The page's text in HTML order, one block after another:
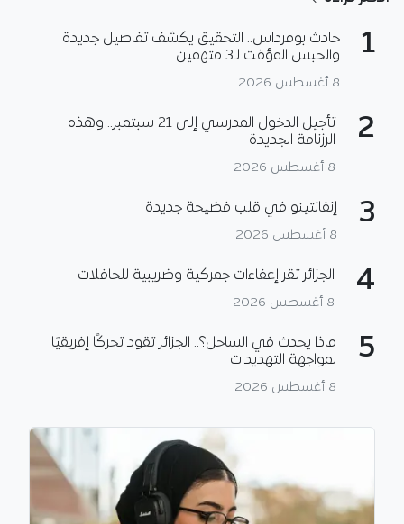
1
حادث بومرداس.. التحقيق يكشف تفاصيل جديدة
والحبس المؤقت لـ3 متهمين
8 أغسطس 2026
2
تأجيل الدخول المدرسي إلى 21 سبتمبر.. وهذه
الرزنامة الجديدة
8 أغسطس 2026
3 إنفانتينو في قلب فضيحة جديدة
8 أغسطس 2026
4 الجزائر تقر إعفاءات جمركية وضريبية للحافلات
8 أغسطس 2026
5
ماذا يحدث في الساحل؟.. الجزائر تقود تحركًا إفريقيًا
لمواجهة التهديدات
8 أغسطس 2026